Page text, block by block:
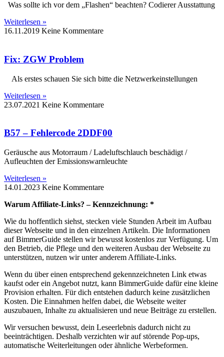
Was sollte ich vor dem „Flashen“ beachten? Codierer Ausstattung
Weiterlesen »
16.11.2019 Keine Kommentare
Fix: ZGW Problem
Als erstes schauen Sie sich bitte die Netzwerkeinstellungen
Weiterlesen »
23.07.2021 Keine Kommentare
B57 – Fehlercode 2DDF00
Geräusche aus Motorraum / Ladeluftschlauch beschädigt /
Aufleuchten der Emissionswarnleuchte
Weiterlesen »
14.01.2023 Keine Kommentare
Warum Affiliate-Links? – Kennzeichnung: *
Wie du hoffentlich siehst, stecken viele Stunden Arbeit im Aufbau
dieser Webseite und in den einzelnen Artikeln. Die Informationen
auf BimmerGuide stellen wir bewusst kostenlos zur Verfügung. Um
den Betrieb, die Pflege und den weiteren Ausbau der Webseite zu
unterstützen, nutzen wir unter anderem Affiliate-Links.
Wenn du über einen entsprechend gekennzeichneten Link etwas
kaufst oder ein Angebot nutzt, kann BimmerGuide dafür eine kleine
Provision erhalten. Für dich entstehen dadurch keine zusätzlichen
Kosten. Die Einnahmen helfen dabei, die Webseite weiter
auszubauen, Inhalte zu aktualisieren und neue Beiträge zu erstellen.
Wir versuchen bewusst, dein Leseerlebnis dadurch nicht zu
beeinträchtigen. Deshalb verzichten wir auf störende Pop-ups,
automatische Weiterleitungen oder ähnliche Werbeformen.